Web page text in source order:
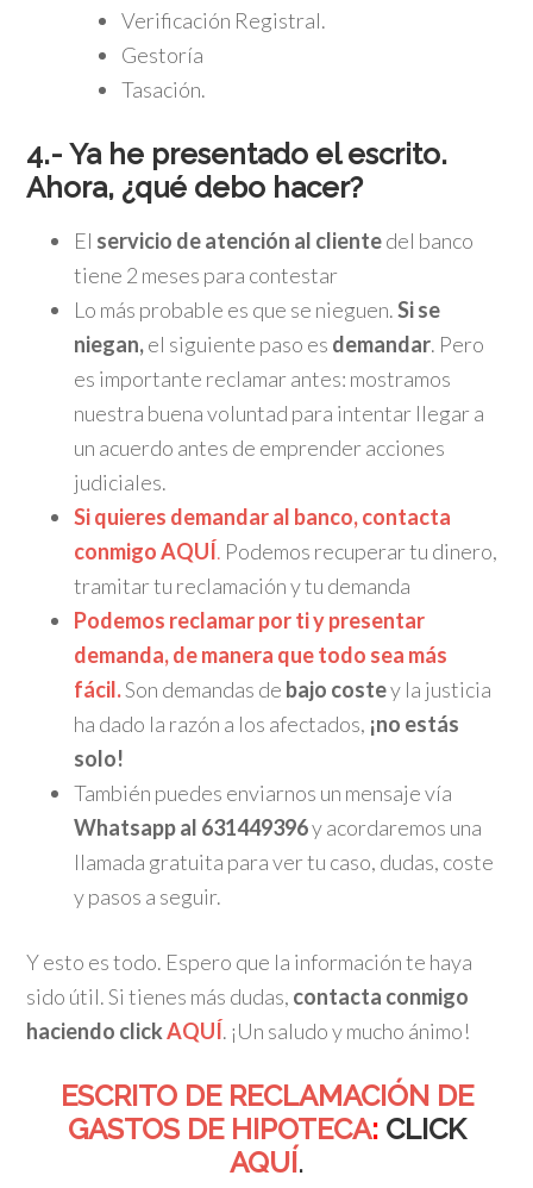
Verificación Registral.
Gestoría
Tasación.
4.- Ya he presentado el escrito.
Ahora, ¿qué debo hacer?
El servicio de atención al clientedel banco
tiene 2 meses para contestar
Lo más probable es que se nieguen.Si se
niegan,el siguiente paso es demandar. Pero
es importante reclamar antes: mostramos
nuestra buena voluntad para intentar llegar a
un acuerdo antes de emprender acciones
judiciales.
Si quieres demandar al banco, contacta
conmigoAQUÍ. Podemos recuperar tu dinero,
tramitar tu reclamación y tu demanda
Podemos reclamar por ti y presentar
demanda, de manera que todo sea más
fácil.Son demandas de bajo costey la justicia
ha dado la razón a los afectados, ¡no estás
solo!
También puedes enviarnos un mensaje vía
Whatsapp al 631449396y acordaremos una
llamada gratuita para ver tu caso, dudas, coste
y pasos a seguir.
Y esto es todo. Espero que la información te haya
sido útil. Si tienes más dudas, contacta conmigo
haciendo clickAQUÍ. ¡Un saludo y mucho ánimo!
ESCRITO DE RECLAMACIÓN DE
GASTOS DE HIPOTECA: CLICK
AQUÍ.